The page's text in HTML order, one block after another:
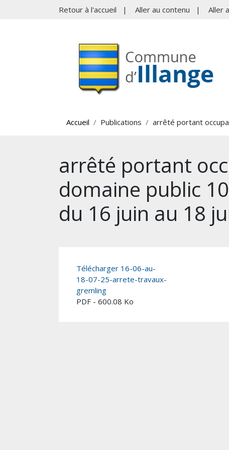
Retour à l'accueil | Aller au contenu | Aller
Accueil Publications arrêté portant
arrêté portant
domaine public
du 16 juin au 18
Télécharger 16-06-au-
18-07-25-arrete-travaux-
gremling
PDF - 600.08 Ko